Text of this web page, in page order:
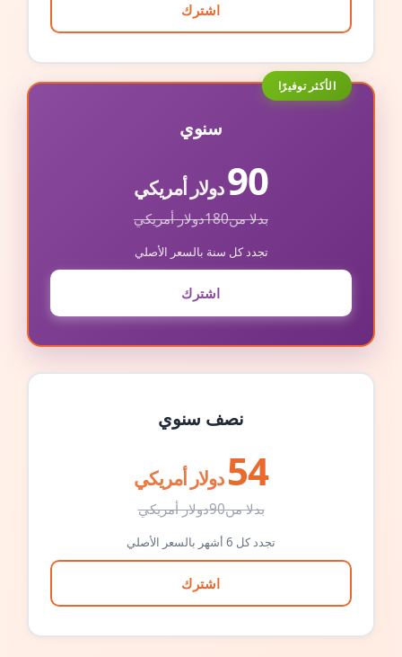
اشترك
الأكثر توفيرًا
سنوي
90دولار أمريكي
بدلا من180دولار أمريكي
تجدد كل سنة بالسعر الأصلي
اشترك
نصف سنوي
54 دولار أمريكي
بدلا من90دولار أمريكي
تجدد كل 6 أشهر بالسعر الأصلي
اشترك